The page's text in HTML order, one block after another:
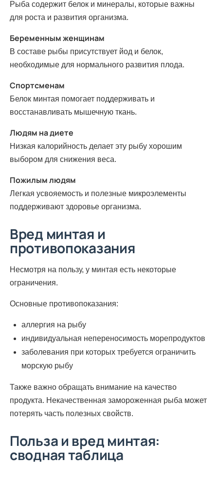
Рыба содержит белок и минералы, которые важны
для роста и развития организма.
Беременным женщинам
В составе рыбы присутствует йод и белок,
необходимые для нормального развития плода.
Спортсменам
Белок минтая помогает поддерживать и
восстанавливать мышечную ткань.
Людям на диете
Низкая калорийность делает эту рыбу хорошим
выбором для снижения веса.
Пожилым людям
Легкая усвояемость и полезные микроэлементы
поддерживают здоровье организма.
Вред минтая и
противопоказания
Несмотря на пользу, у минтая есть некоторые
ограничения.
Основные противопоказания:
аллергия на рыбу
индивидуальная непереносимость морепродуктов
заболевания при которых требуется ограничить
морскую рыбу
Также важно обращать внимание на качество
продукта. Некачественная замороженная рыба может
потерять часть полезных свойств.
Польза и вред минтая:
сводная таблица